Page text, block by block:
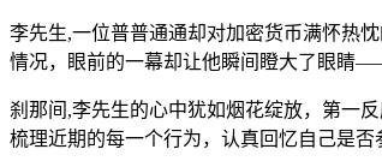
李先生,一位普普通通却对加密货币满怀热
情况，眼前的一幕却让他瞬间瞪大了眼睛
刹那间,李先生的心中犹如烟花绽放，第一
梳理近期的每一个行为，认真回忆自己是